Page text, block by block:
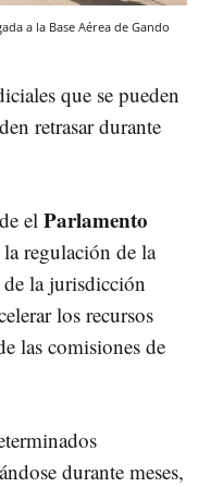
a la Base Aérea de Gando
que se pueden
retrasar durante
el Parlamento
regulación de la
la jurisdicción
los recursos
las comisiones de
durante meses,